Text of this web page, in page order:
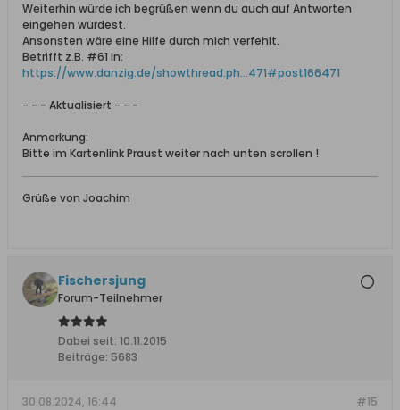
Weiterhin würde ich begrüßen wenn du auch auf Antworten
eingehen würdest.
Ansonsten wäre eine Hilfe durch mich verfehlt.
Betrifft z.B. #61 in:
https://www.danzig.de/showthread.ph...471#post166471
- - - Aktualisiert - - -
Anmerkung:
Bitte im Kartenlink Praust weiter nach unten scrollen !
Grüße von Joachim
Fischersjung
Forum-Teilnehmer
Dabei seit: 10.11.2015
Beiträge: 5683
#15
30.08.2024, 16:44